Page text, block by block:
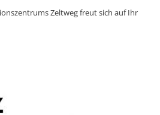
Zeltweg freut sich auf Ihr